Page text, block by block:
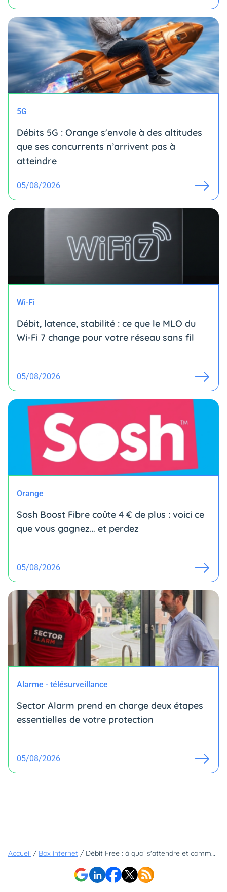
5G
Débits 5G : Orange s'envole à des altitudes
que ses concurrents n’arrivent pas à
atteindre
05/08/2026
Wi-Fi
Débit, latence, stabilité : ce que le MLO du
Wi-Fi 7 change pour votre réseau sans fil
05/08/2026
Orange
Sosh Boost Fibre coûte 4 € de plus : voici ce
que vous gagnez… et perdez
05/08/2026
Alarme - télésurveillance
Sector Alarm prend en charge deux étapes
essentielles de votre protection
05/08/2026
Accueil / Box internet / Débit Free : à quoi s'attendre et comment le mesurer ?